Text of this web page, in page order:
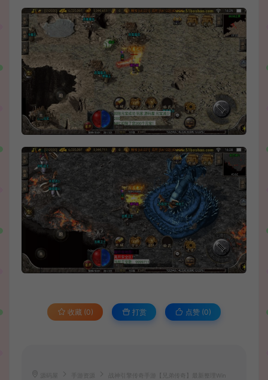
收藏 (0) 打赏 点赞 (0)
手游资源 战神引擎传奇手游【兄弟传奇】最新整理Win